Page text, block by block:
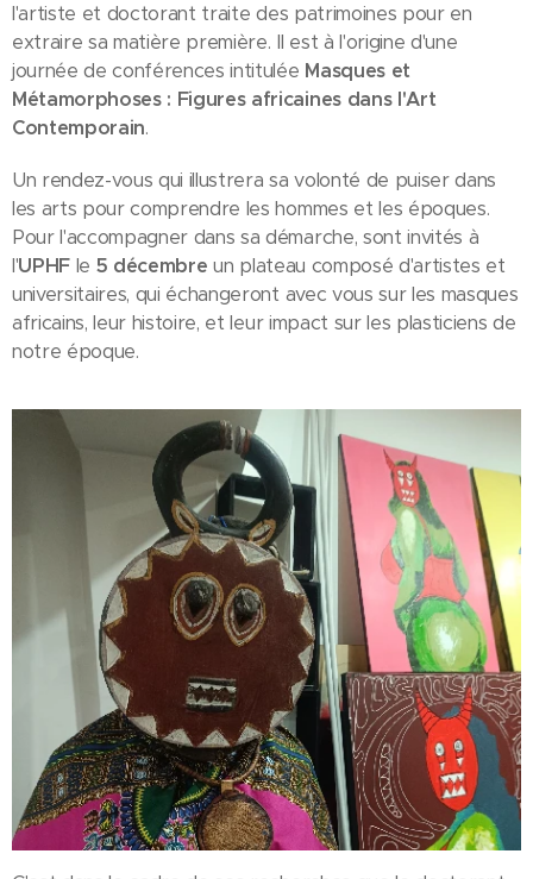
l'artiste et doctorant traite des patrimoines pour en
extraire sa matière première. Il est à l'origine d'une
journée de conférences intitulée Masques et
Métamorphoses : Figures africaines dans l'Art
Contemporain.
Un rendez-vous qui illustrera sa volonté de puiser dans
les arts pour comprendre les hommes et les époques.
Pour l'accompagner dans sa démarche, sont invités à
l'UPHF le 5 décembre un plateau composé d'artistes et
universitaires, qui échangeront avec vous sur les masques
africains, leur histoire, et leur impact sur les plasticiens de
notre époque.